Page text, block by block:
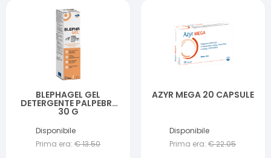
BLEPHAGEL GEL
DETERGENTE PALPEBRE
30 G
Disponibile
Prima era: €13.50
AZYR MEGA 20 CAPSULE
Disponibile
Prima era: €22.05